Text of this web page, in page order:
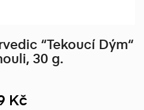
“Tekoucí Dým“
30 g.
Kč